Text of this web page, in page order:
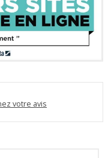
votre avis